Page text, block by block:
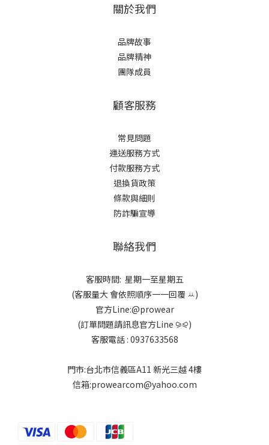
關於我們
品牌故事
品牌精神
團隊成員
顧客服務
常見問題
運送服務方式
付款服務方式
退換貨政策
條款與細則
防詐騙宣導
聯絡我們
客服時間: 星期一至星期五
(客服量大 會依照順序一一回覆 ꕁ)
官方Line:@prowear
(訂單問題請訊息官方Line ⪩⪨)
客服電話 : 0937633568
門市:台北市信義區A11 新光三越 4樓
信箱:prowearcom@yahoo.com